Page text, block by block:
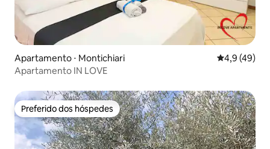
Apartamento ⋅ Montichiari 4,9 de uma
4,9 (49)
Apartamento IN LOVE
Preferido dos hóspedes
Preferido dos hóspedes